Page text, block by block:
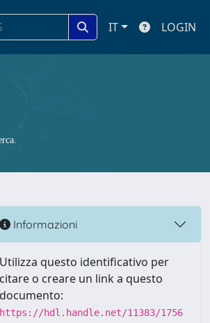
IT LOGIN
Informazioni
Utilizza questo identificativo per
citare o creare un link a questo
documento:
https://hdl.handle.net/11383/1756